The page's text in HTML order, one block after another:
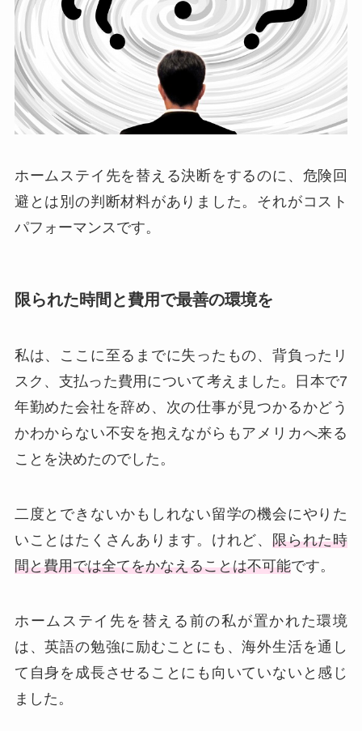
ホームステイ先を替える決断をするのに、危険回
避とは別の判断材料がありました。それがコスト
パフォーマンスです。
限られた時間と費用で最善の環境を
私は、ここに至るまでに失ったもの、背負ったリ
スク、支払った費用について考えました。日本で7
年勤めた会社を辞め、次の仕事が見つかるかどう
かわからない不安を抱えながらもアメリカへ来る
ことを決めたのでした。
二度とできないかもしれない留学の機会にやりた
いことはたくさんあります。けれど、限られた時
間と費用では全てをかなえることは不可能です。
ホームステイ先を替える前の私が置かれた環境
は、英語の勉強に励むことにも、海外生活を通し
て自身を成長させることにも向いていないと感じ
ました。